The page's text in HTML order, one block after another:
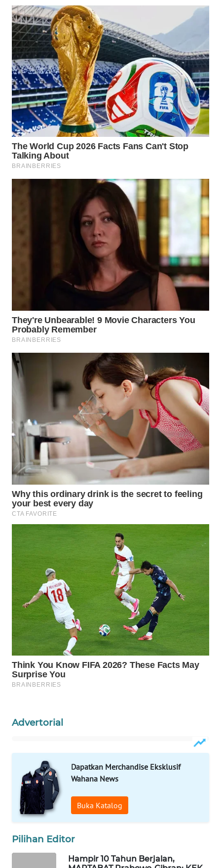
Advertorial
Dapatkan Merchandise Eksklusif
Wahana News
Buka Katalog
Pilihan Editor
Hampir 10 Tahun Berjalan,
Wahana
Media
Group
WAHANA
NEWS
WAHANA
TANI
WAHANA
ADVOKAT
WAHANA
INFRASTRUKTUR
WAHANA
TV
WAHANANEWS
WAHANANEWS
WAHANANEWS
NET
WAHANA
SPORT
WAHANA
UMKM
WAHANA
PERSONA
WAHANA
OTOMOTIF
WAHANA
HEALTH
WAHANA
DESA
WISATA
WAHANA
Wahana
KONSUMEN
LISTRIK
MASYARAKAT